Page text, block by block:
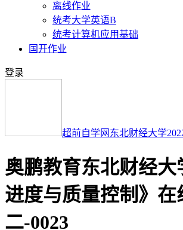
离线作业
统考大学英语B
统考计算机应用基础
国开作业
登录
超前自学网 东北财经大学
奥鹏教育东北财经大
进度与质量控制》在
二-0023